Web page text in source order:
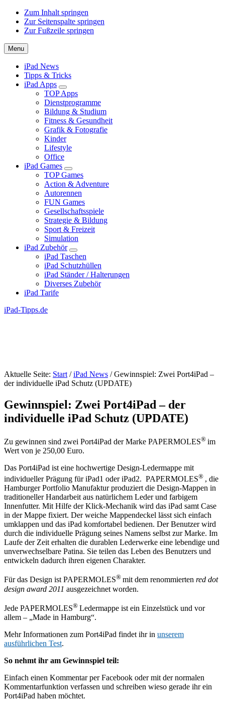
Zum Inhalt springen
Zur Seitenspalte springen
Zur Fußzeile springen
Menu
iPad News
Tipps & Tricks
iPad Apps
Submenu
TOP Apps
Dienstprogramme
Bildung & Studium
Fitness & Gesundheit
Grafik & Fotografie
Kinder
Lifestyle
Office
iPad Games
Submenu
TOP Games
Action & Adventure
Autorennen
FUN Games
Gesellschaftsspiele
Strategie & Bildung
Sport & Freizeit
Simulation
iPad Zubehör
Submenu
iPad Taschen
iPad Schutzhüllen
iPad Ständer / Halterungen
Diverses Zubehör
iPad Tarife
iPad-Tipps.de
Aktuelle Seite: Start / iPad News /Gewinnspiel: Zwei Port4iPad –
der individuelle iPad Schutz (UPDATE)
Gewinnspiel: Zwei Port4iPad – der
individuelle iPad Schutz (UPDATE)
Zu gewinnen sind zwei Port4iPad der Marke PAPERMOLES® im
Wert von je 250,00 Euro.
Das Port4iPad ist eine hochwertige Design-Ledermappe mit
individueller Prägung für iPad1 oder iPad2. PAPERMOLES® , die
Hamburger Portfolio Manufaktur produziert die Design-Mappen in
traditioneller Handarbeit aus natürlichem Leder und farbigem
Innenfutter. Mit Hilfe der Klick-Mechanik wird das iPad samt Case
in der Mappe fixiert. Der weiche Mappendeckel lässt sich einfach
umklappen und das iPad komfortabel bedienen. Der Benutzer wird
durch die individuelle Prägung seines Namens selbst zur Marke. Im
Laufe der Zeit erhalten die durablen Lederwerke eine lebendige und
unverwechselbare Patina. Sie teilen das Leben des Benutzers und
entwickeln dadurch ihren eigenen Charakter.
Für das Design ist PAPERMOLES® mit dem renommierten red dot
design award 2011 ausgezeichnet worden.
Jede PAPERMOLES® Ledermappe ist ein Einzelstück und vor
allem – „Made in Hamburg“.
Mehr Informationen zum Port4iPad findet ihr in unserem
ausführlichen Test.
So nehmt ihr am Gewinnspiel teil:
Einfach einen Kommentar per Facebook oder mit der normalen
Kommentarfunktion verfassen und schreiben wieso gerade ihr ein
Port4iPad haben möchtet.